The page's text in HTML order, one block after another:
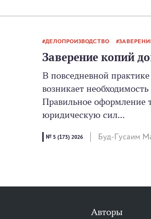
ДЕЛОПРОИЗВОДСТВО
Заверение копий
В повседневной
возникает
Правильное оформление
юридическую сил...
№ 5 (173) 2026 Буд-Гусаим
Авторы